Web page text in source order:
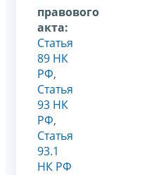
правового
акта:
Статья
89 НК
РФ,
Статья
93 НК
РФ,
Статья
93.1
НК РФ